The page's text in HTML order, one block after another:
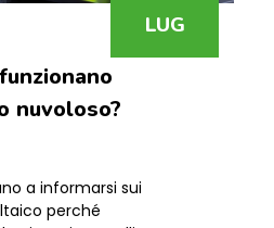
LUG
nuvoloso?
a informarsi sui
perché